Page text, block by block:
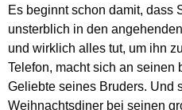
Es beginnt schon damit, dass
unsterblich in den
und wirklich alles tut, um ihn
Telefon, macht sich an seinen
Geliebte seines Bruders. Und
Weihnachtsdiner bei seinen